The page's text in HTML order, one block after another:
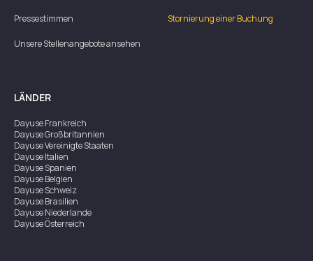
Pressestimmen
Unsere Stellenangebote ansehen
Stornierung einer Buchung
LÄNDER
DayuseFrankreich
DayuseGroßbritannien
DayuseVereinigte Staaten
DayuseItalien
DayuseSpanien
DayuseBelgien
DayuseSchweiz
DayuseBrasilien
DayuseNiederlande
DayuseÖsterreich